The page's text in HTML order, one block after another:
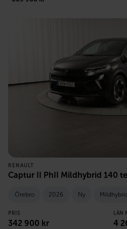
RENAULT
Captur II PhII Mildhybrid 140
Örebro 2026 Ny
PRIS
342 900 kr
LÅN
4